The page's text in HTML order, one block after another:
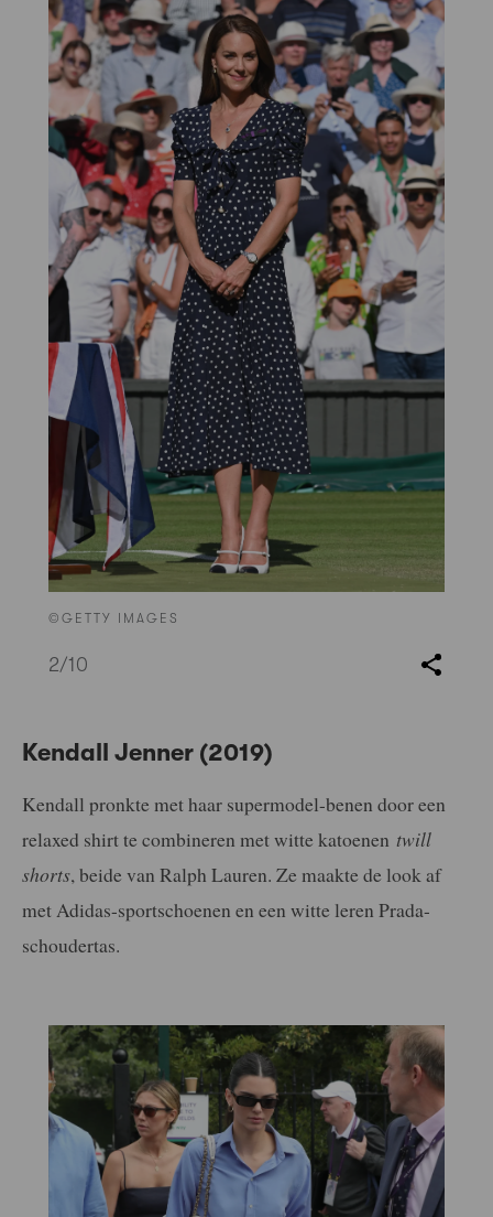
©GETTY IMAGES
2/10
Kendall Jenner (2019)
Kendall pronkte met haar supermodel-benen door een
relaxed shirt te combineren met witte katoenen twill
shorts, beide van Ralph Lauren. Ze maakte de look af
met Adidas-sportschoenen en een witte leren Prada-
schoudertas.